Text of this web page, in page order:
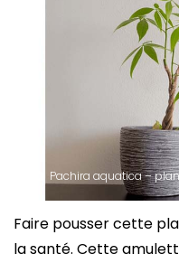
Pachira aquatica –
Faire pousser cette
la santé. Cette